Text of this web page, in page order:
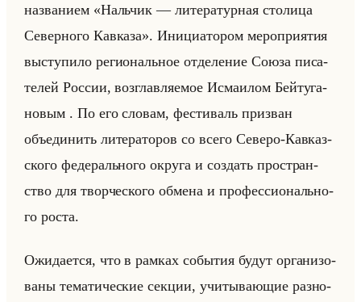
на­зва­ни­ем «Нальчик — литературная столица
Северного Кавказа». Ини­ци­ато­ром ме­ро­при­ятия
вы­сту­пи­ло ре­ги­ональное от­де­ле­ние Союза пи­са­
те­лей Рос­сии, воз­глав­ля­емое Ис­ма­илом Бейту­га­
но­вым . По его сло­вам, фе­сти­валь при­зван
объеди­нить ли­те­ра­то­ров со всего Се­ве­ро-Кав­каз­
ско­го фе­де­рально­го окру­га и со­здать про­стран­
ство для твор­че­ско­го об­ме­на и про­фес­си­онально­
го роста.
Ожи­да­ет­ся, что в рам­ках со­бы­тия будут ор­га­ни­зо­
ва­ны те­ма­ти­че­ские сек­ции, учи­ты­ва­ющие раз­но­